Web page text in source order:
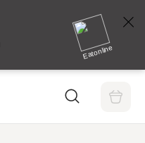
Eatonline